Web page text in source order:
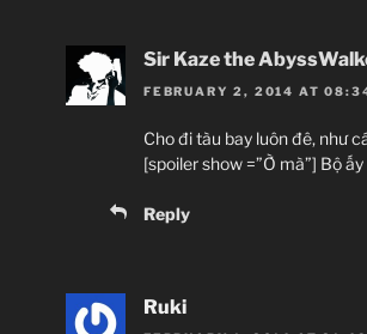
Sir Kaze the
FEBRUARY 2, 2014 AT
Cho đi tàu bay luôn đê, như
[spoiler show =”Ờ mà”] Bộ
Reply
Ruki